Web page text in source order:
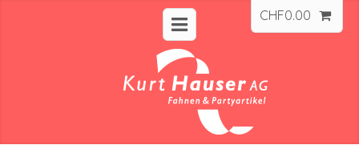
CHF0.00